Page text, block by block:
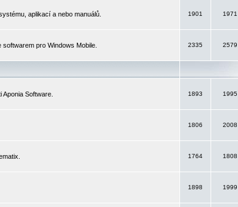
aplikací a nebo manuálů.
1901 1971
pro Windows Mobile.
2335 2579
Software.
1893 1995
1806 2008
1764 1808
1898 1999